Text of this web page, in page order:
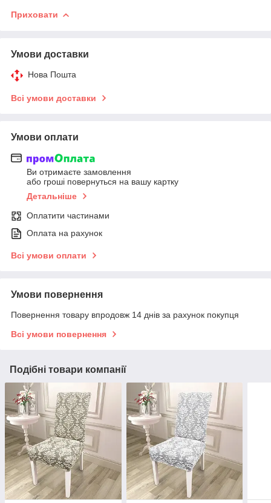
Приховати
Умови доставки
Нова Пошта
Всі умови доставки
Умови оплати
Ви отримаєте замовлення
або гроші повернуться на вашу картку
Детальніше
Оплатити частинами
Оплата на рахунок
Всі умови оплати
Умови повернення
Повернення товару впродовж 14 днів за рахунок покупця
Всі умови повернення
Подібні товари компанії